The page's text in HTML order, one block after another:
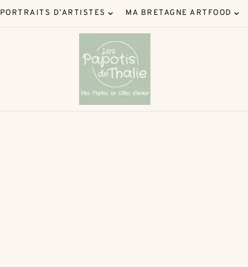
PORTRAITS D’ARTISTES MA BRETAGNE ARTFOOD